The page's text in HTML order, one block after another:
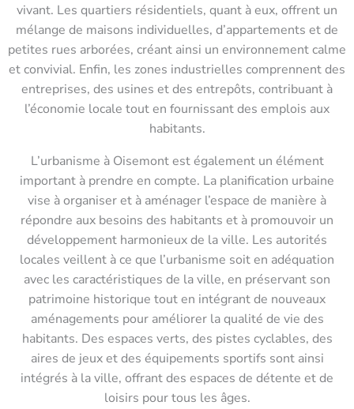
vivant. Les quartiers résidentiels, quant à eux, offrent un
mélange de maisons individuelles, d’appartements et de
petites rues arborées, créant ainsi un environnement calme
et convivial. Enfin, les zones industrielles comprennent des
entreprises, des usines et des entrepôts, contribuant à
l’économie locale tout en fournissant des emplois aux
habitants.
L’urbanisme à Oisemont est également un élément
important à prendre en compte. La planification urbaine
vise à organiser et à aménager l’espace de manière à
répondre aux besoins des habitants et à promouvoir un
développement harmonieux de la ville. Les autorités
locales veillent à ce que l’urbanisme soit en adéquation
avec les caractéristiques de la ville, en préservant son
patrimoine historique tout en intégrant de nouveaux
aménagements pour améliorer la qualité de vie des
habitants. Des espaces verts, des pistes cyclables, des
aires de jeux et des équipements sportifs sont ainsi
intégrés à la ville, offrant des espaces de détente et de
loisirs pour tous les âges.